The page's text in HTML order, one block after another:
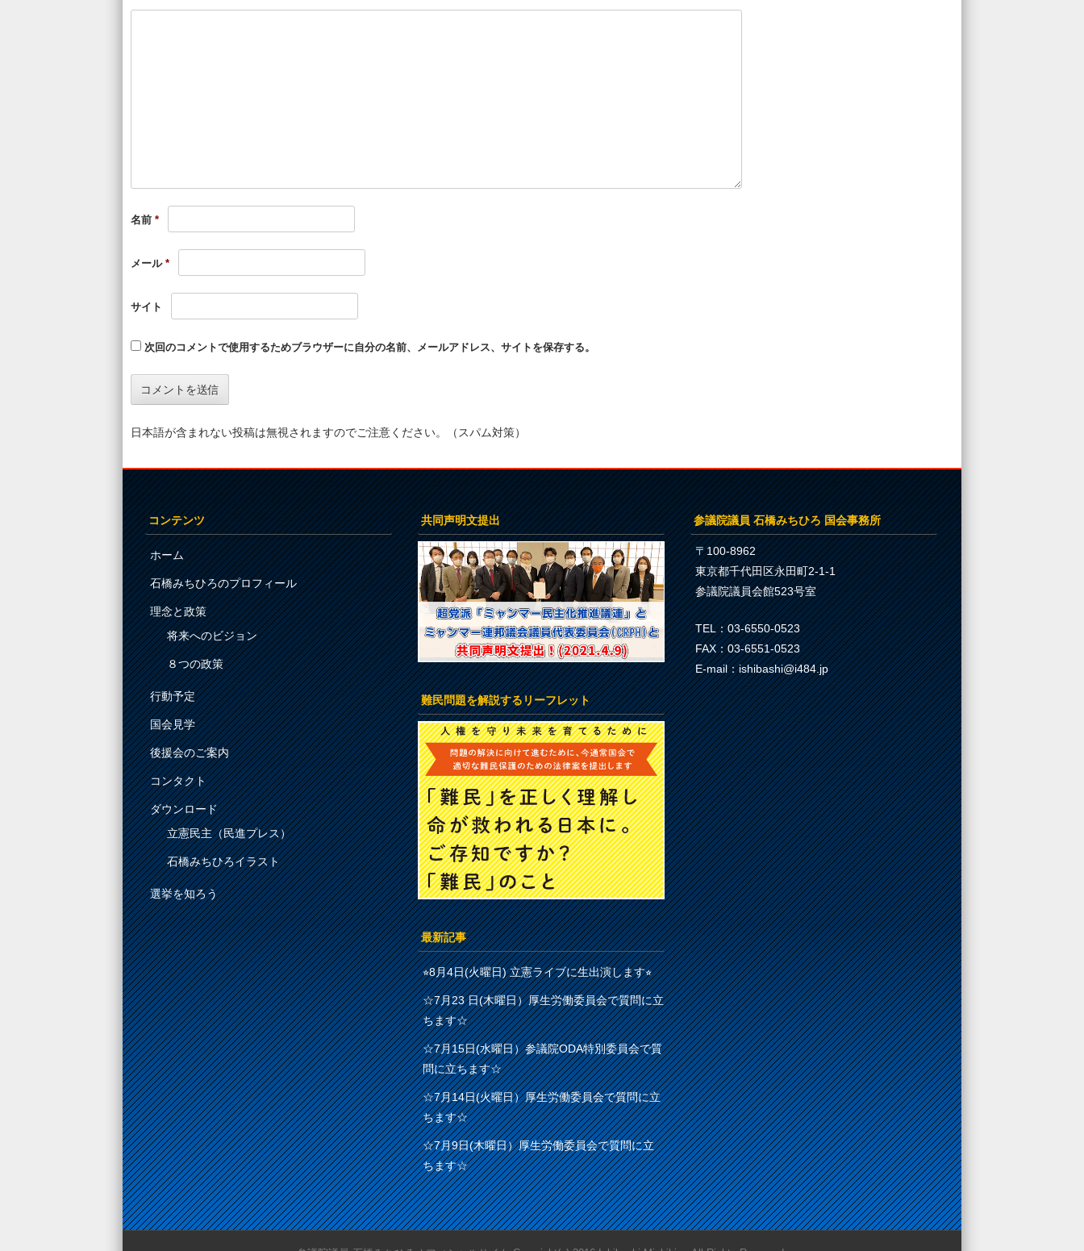
名前 *
メール *
サイト
次回のコメントで使用するためブラウザーに自分の名前、メールアドレス、サイトを保存する。
日本語が含まれない投稿は無視されますのでご注意ください。（スパム対策）
コンテンツ
ホーム
石橋みちひろのプロフィール
理念と政策
将来へのビジョン
８つの政策
行動予定
国会見学
後援会のご案内
コンタクト
ダウンロード
立憲民主（民進プレス）
石橋みちひろイラスト
選挙を知ろう
共同声明文提出
難民問題を解説するリーフレット
最新記事
⭐︎8月4日(火曜日) 立憲ライブに生出演します⭐︎
☆7月23 日(木曜日）厚生労働委員会で質問に立
ちます☆
☆7月15日(水曜日）参議院ODA特別委員会で質
問に立ちます☆
☆7月14日(火曜日）厚生労働委員会で質問に立
ちます☆
☆7月9日(木曜日）厚生労働委員会で質問に立
ちます☆
参議院議員 石橋みちひろ 国会事務所
〒100-8962
東京都千代田区永田町2-1-1
参議院議員会館523号室
TEL：03-6550-0523
FAX：03-6551-0523
E-mail：ishibashi@i484.jp